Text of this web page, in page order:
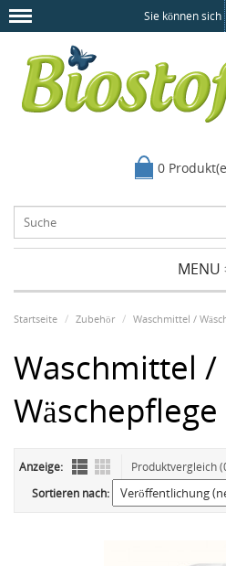
Sie können sich
0
MENU
Startseite Zubehör Waschmittel /
Waschmittel /
Wäschepflege
Anzeige: Produktvergleich
Sortieren nach: